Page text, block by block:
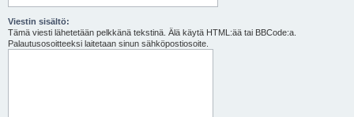
Viestin sisältö:
Tämä viesti lähetetään pelkkänä tekstinä. Älä käytä HTML:ää tai BBCode:a.
Palautusosoitteeksi laitetaan sinun sähköpostiosoite.